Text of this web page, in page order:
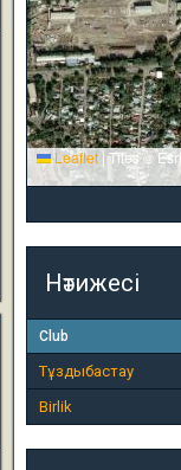
Leaflet|Tiles ©
Нәтижесі
Club
Тұздыбастау
Birlik